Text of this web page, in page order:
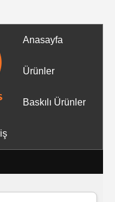
Anasayfa
Ürünler
Baskılı Ürünler